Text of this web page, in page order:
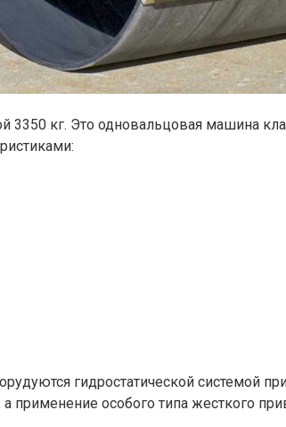
3350 кг. Это одновальцовая машина
гидростатической системой
особого типа жесткого